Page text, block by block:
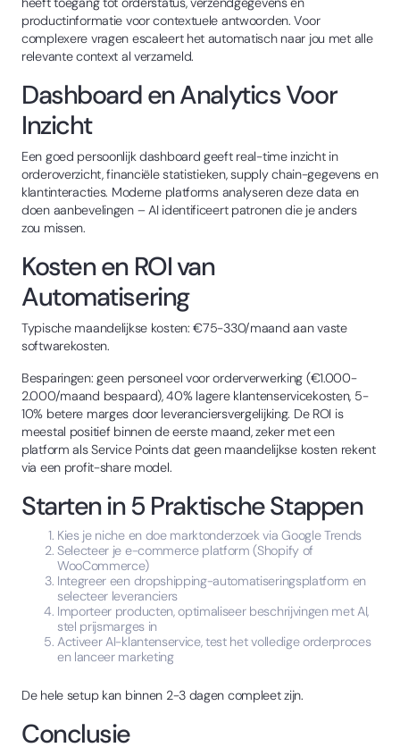
productinformatie voor contextuele antwoorden. Voor
complexere vragen escaleert het automatisch naar jou met alle
relevante context al verzameld.
Dashboard en Analytics Voor
Inzicht
Een goed persoonlijk dashboard geeft real-time inzicht in
orderoverzicht, financiële statistieken, supply chain-gegevens en
klantinteracties. Moderne platforms analyseren deze data en
doen aanbevelingen – AI identificeert patronen die je anders
zou missen.
Kosten en ROI van
Automatisering
Typische maandelijkse kosten: €75-330/maand aan vaste
softwarekosten.
Besparingen: geen personeel voor orderverwerking (€1.000-
2.000/maand bespaard), 40% lagere klantenservicekosten, 5-
10% betere marges door leveranciersvergelijking. De ROI is
meestal positief binnen de eerste maand, zeker met een
platform als Service Points dat geen maandelijkse kosten rekent
via een profit-share model.
Starten in 5 Praktische Stappen
Kies je niche en doe marktonderzoek via Google Trends
Selecteer je e-commerce platform (Shopify of
WooCommerce)
Integreer een dropshipping-automatiseringsplatform en
selecteer leveranciers
Importeer producten, optimaliseer beschrijvingen met AI,
stel prijsmarges in
Activeer AI-klantenservice, test het volledige orderproces
en lanceer marketing
De hele setup kan binnen 2-3 dagen compleet zijn.
Conclusie